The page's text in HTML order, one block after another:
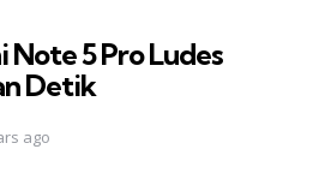
Note 5 Pro Ludes
Detik
ago